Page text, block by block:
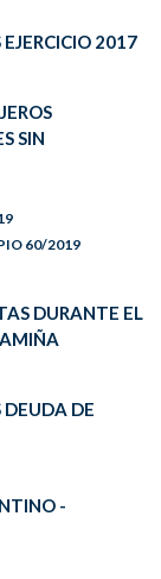
2017
SIN
60/2019
DURANTE EL
DEUDA DE
-